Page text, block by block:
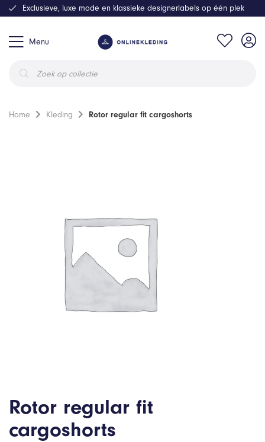
Menu
zoeken
Exclusieve, luxe mode en klassieke designerlabels op één plek
Home Kleding Rotor regular fit cargoshorts
Rotor regular fit
cargoshorts